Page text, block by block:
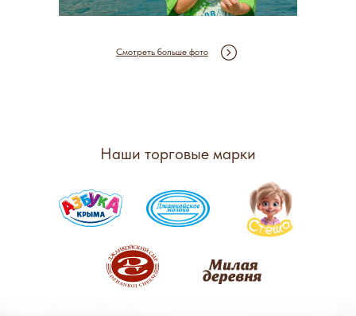
Смотреть больше фото
Наши торговые марки